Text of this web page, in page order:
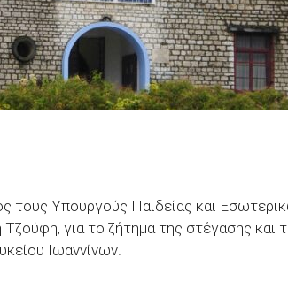
τους Υπουργούς Παιδείας και
για το ζήτημα της στέγασης και
Ιωαννίνων.